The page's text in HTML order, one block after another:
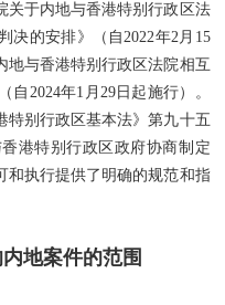
关于内地与香港特别行政区法
决的安排》（自2022年2月15
地与香港特别行政区法院相互
2024年1月29日起施行）。
特别行政区基本法》第九十五
港特别行政区政府协商制定
和执行提供了明确的规范和指
地案件的范围